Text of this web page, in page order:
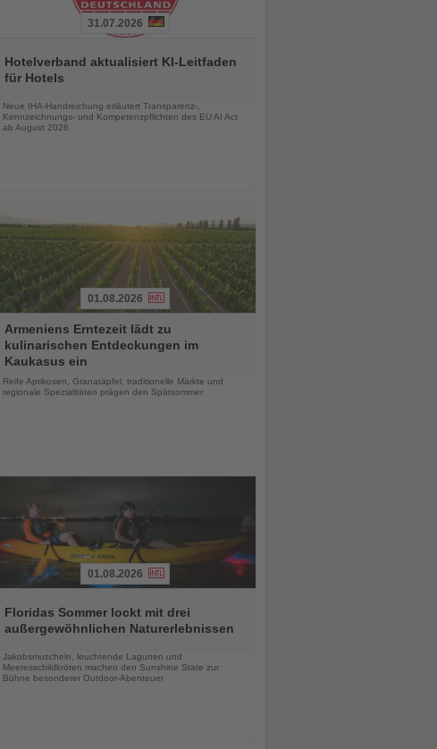
Sie
die
31.07.2026
Hotelverband aktualisiert KI-Leitfaden
für Hotels
Neue IHA-Handreichung erläutert Transparenz-,
Kennzeichnungs- und Kompetenzpflichten des EU AI Act
ab August 2026
Sie
die
Nachrichten
01.08.2026
Armeniens Erntezeit lädt zu
kulinarischen Entdeckungen im
Kaukasus ein
Reife Aprikosen, Granatäpfel, traditionelle Märkte und
regionale Spezialitäten prägen den Spätsommer
Sie
die
Nachrichten
01.08.2026
Floridas Sommer lockt mit drei
außergewöhnlichen Naturerlebnissen
Jakobsmuscheln, leuchtende Lagunen und
Meeresschildkröten machen den Sunshine State zur
Bühne besonderer Outdoor-Abenteuer